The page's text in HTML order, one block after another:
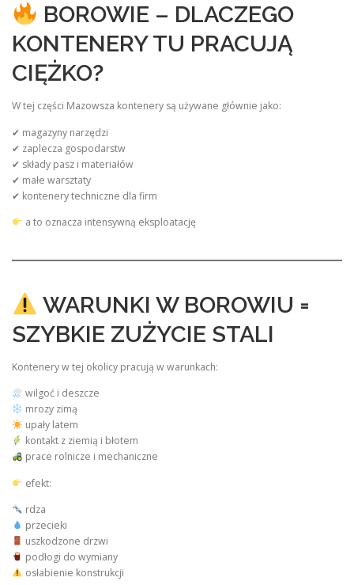
BOROWIE – DLACZEGO
KONTENERY TU PRACUJĄ
CIĘŻKO?
W tej części Mazowsza kontenery są używane głównie jako:
✔ magazyny narzędzi
✔ zaplecza gospodarstw
✔ składy pasz i materiałów
✔ małe warsztaty
✔ kontenery techniczne dla firm
a to oznacza intensywną eksploatację
WARUNKI W BOROWIU =
SZYBKIE ZUŻYCIE STALI
Kontenery w tej okolicy pracują w warunkach:
wilgoć i deszcze
mrozy zimą
upały latem
kontakt z ziemią i błotem
prace rolnicze i mechaniczne
efekt:
rdza
przecieki
uszkodzone drzwi
podłogi do wymiany
osłabienie konstrukcji